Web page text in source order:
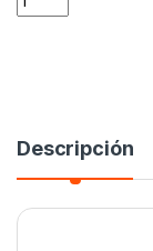
Descripción